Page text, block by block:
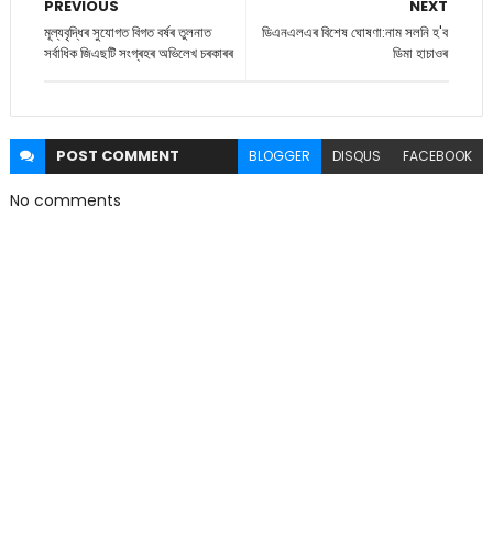
NEXT
ডিএনএলএৰ বিশেষ ঘোষণা:নাম সলনি হ'ব
ডিমা হাচাওৰ
PREVIOUS
মূল্যবৃদ্ধিৰ সুযোগত বিগত বৰ্ষৰ তুলনাত
সৰ্বাধিক জিএছটি সংগ্ৰহৰ অভিলেখ চৰকাৰৰ
POST COMMENT BLOGGER DISQUS FACEBOOK
No comments